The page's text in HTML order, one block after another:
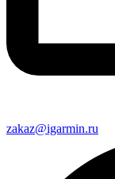
zakaz@igarmin.ru